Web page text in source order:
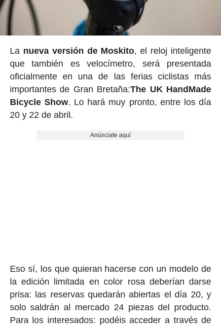
La nueva versión de Moskito, el reloj inteligente
que también es velocímetro, será presentada
oficialmente en una de las ferias ciclistas más
importantes de Gran Bretaña:The UK HandMade
Bicycle Show. Lo hará muy pronto, entre los día
20 y 22 de abril.
Anúnciate aquí
Eso sí, los que quieran hacerse con un modelo de
la edición limitada en color rosa deberían darse
prisa: las reservas quedarán abiertas el día 20, y
solo saldrán al mercado 24 piezas del producto.
Para los interesados: podéis acceder a través de